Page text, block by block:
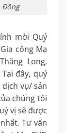
Đồng
mời Quý
công Mạ
Long,
đây, quý
vụ/ sản
chúng tôi
vị sẽ được
Tư vấn